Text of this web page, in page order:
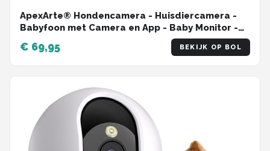
ApexArte® Hondencamera - Huisdiercamera -
Babyfoon met Camera en App - Baby Monitor -
€ 69,95 BEKIJK OP BOL